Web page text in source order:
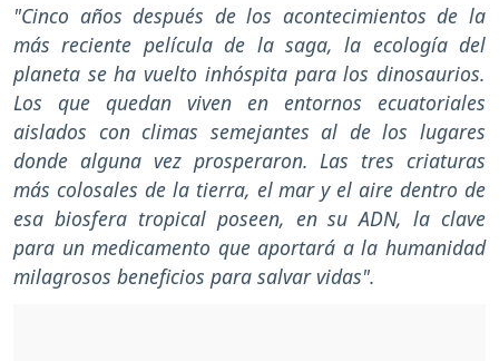
"Cinco años después de los acontecimientos de la
más reciente película de la saga, la ecología del
planeta se ha vuelto inhóspita para los dinosaurios.
Los que quedan viven en entornos ecuatoriales
aislados con climas semejantes al de los lugares
donde alguna vez prosperaron. Las tres criaturas
más colosales de la tierra, el mar y el aire dentro de
esa biosfera tropical poseen, en su ADN, la clave
para un medicamento que aportará a la humanidad
milagrosos beneficios para salvar vidas".